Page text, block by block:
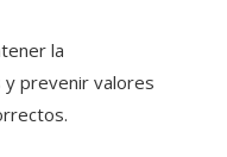
la
y prevenir valores